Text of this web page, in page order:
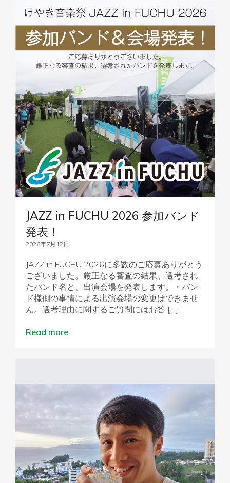
JAZZ in FUCHU 2026 参加バンド
発表！
2026年7月12日
JAZZ in FUCHU 2026に多数のご応募ありがとう
ございました。厳正なる審査の結果、選考され
たバンド名と、出演会場を発表します。・バン
ド様側の事情による出演会場の変更はできませ
ん。選考理由に関するご質問にはお答 […]
Read more